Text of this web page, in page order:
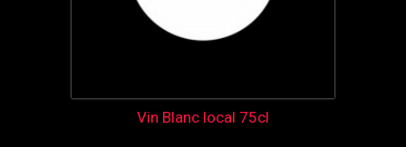
Vin Blanc local 75cl